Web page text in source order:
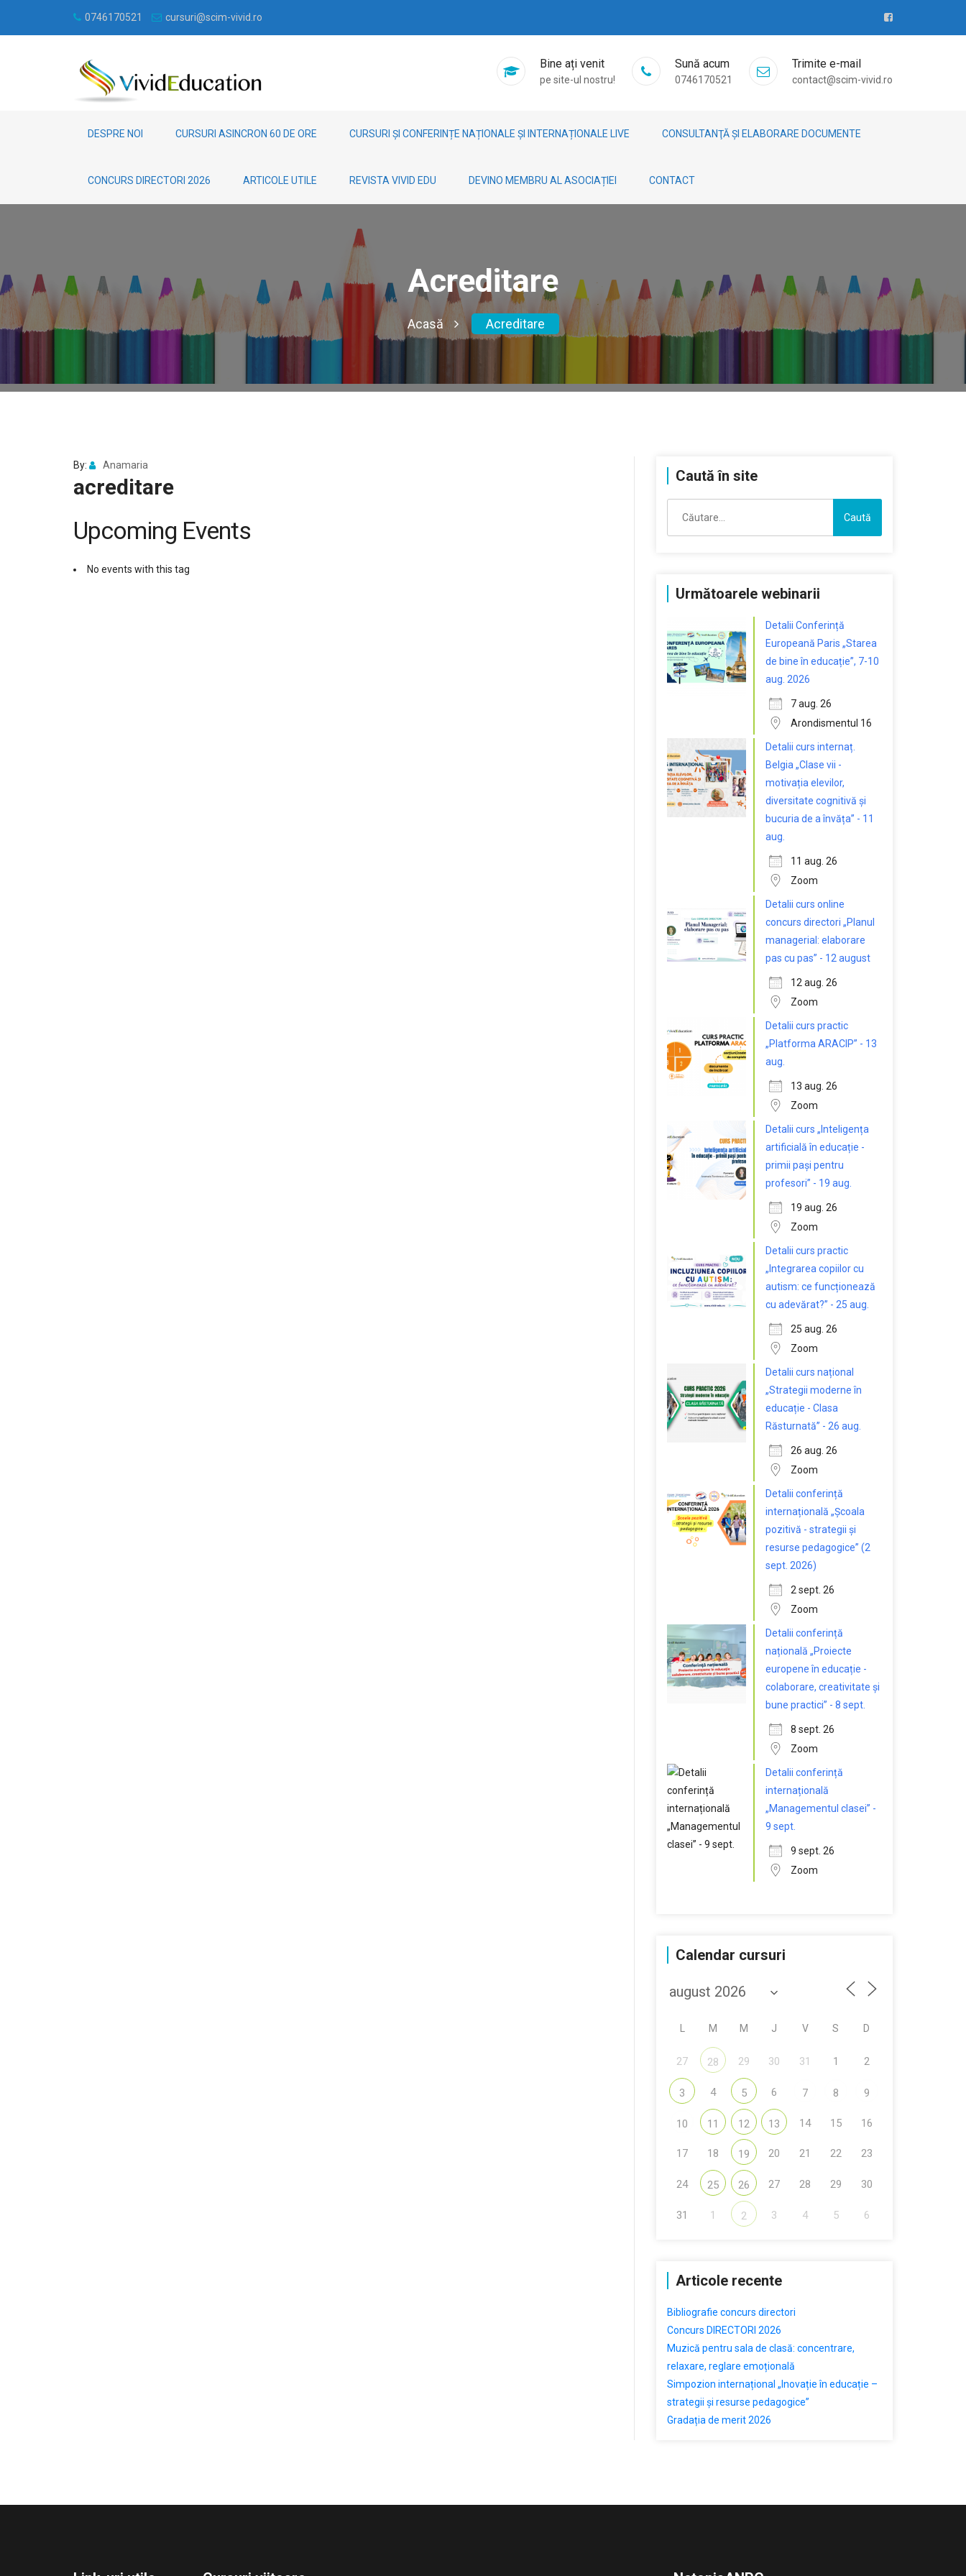
0746170521 cursuri@scim-vivid.ro
Bine ați venit
pe site-ul nostru!
Sună acum
0746170521
Trimite e-mail
contact@scim-vivid.ro
DESPRE NOI CURSURI ASINCRON 60 DE ORE CURSURI ȘI CONFERINȚE NAȚIONALE ȘI INTERNAȚIONALE LIVE CONSULTANŢĂ ȘI ELABORARE DOCUMENTE
CONCURS DIRECTORI 2026 ARTICOLE UTILE REVISTA VIVID EDU DEVINO MEMBRU AL ASOCIAȚIEI CONTACT
Acreditare
Acasă Acreditare
By: Anamaria
acreditare
Upcoming Events
No events with this tag
Caută în site
după:
Următoarele webinarii
Detalii Conferință
Europeană Paris „Starea
de bine în educație”, 7-10
aug. 2026
7 aug. 26
Arondismentul 16
Detalii curs internaț.
Belgia „Clase vii -
motivația elevilor,
diversitate cognitivă și
bucuria de a învăța” - 11
aug.
11 aug. 26
Zoom
Detalii curs online
concurs directori „Planul
managerial: elaborare
pas cu pas” - 12 august
12 aug. 26
Zoom
Detalii curs practic
„Platforma ARACIP” - 13
aug.
13 aug. 26
Zoom
Detalii curs „Inteligența
artificială în educație -
primii pași pentru
profesori” - 19 aug.
19 aug. 26
Zoom
Detalii curs practic
„Integrarea copiilor cu
autism: ce funcționează
cu adevărat?” - 25 aug.
25 aug. 26
Zoom
Detalii curs național
„Strategii moderne în
educație - Clasa
Răsturnată” - 26 aug.
26 aug. 26
Zoom
Detalii conferință
internațională „Școala
pozitivă - strategii și
resurse pedagogice” (2
sept. 2026)
2 sept. 26
Zoom
Detalii conferință
națională „Proiecte
europene în educație -
colaborare, creativitate și
bune practici” - 8 sept.
8 sept. 26
Zoom
Detalii conferință
internațională
„Managementul clasei” -
9 sept.
9 sept. 26
Zoom
Calendar cursuri
M M J V S D
27 28 29 30 31 1 2
3 4 5 6 7 8 9
10 11 12 13 14 15 16
17 18 19 20 21 22 23
24 25 26 27 28 29 30
31 1 2 3 4 5 6
Articole recente
Bibliografie concurs directori
Concurs DIRECTORI 2026
Muzică pentru sala de clasă: concentrare,
relaxare, reglare emoțională
Simpozion internațional „Inovație în educație –
strategii și resurse pedagogice”
Gradația de merit 2026